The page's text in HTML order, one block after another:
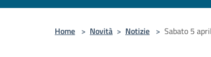
Home > Novità > Notizie > Sabato 5